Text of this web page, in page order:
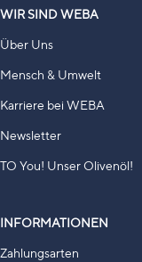
WIR SIND WEBA
Über Uns
Mensch & Umwelt
Karriere bei WEBA
Newsletter
TO You! Unser Olivenöl!
INFORMATIONEN
Zahlungsarten